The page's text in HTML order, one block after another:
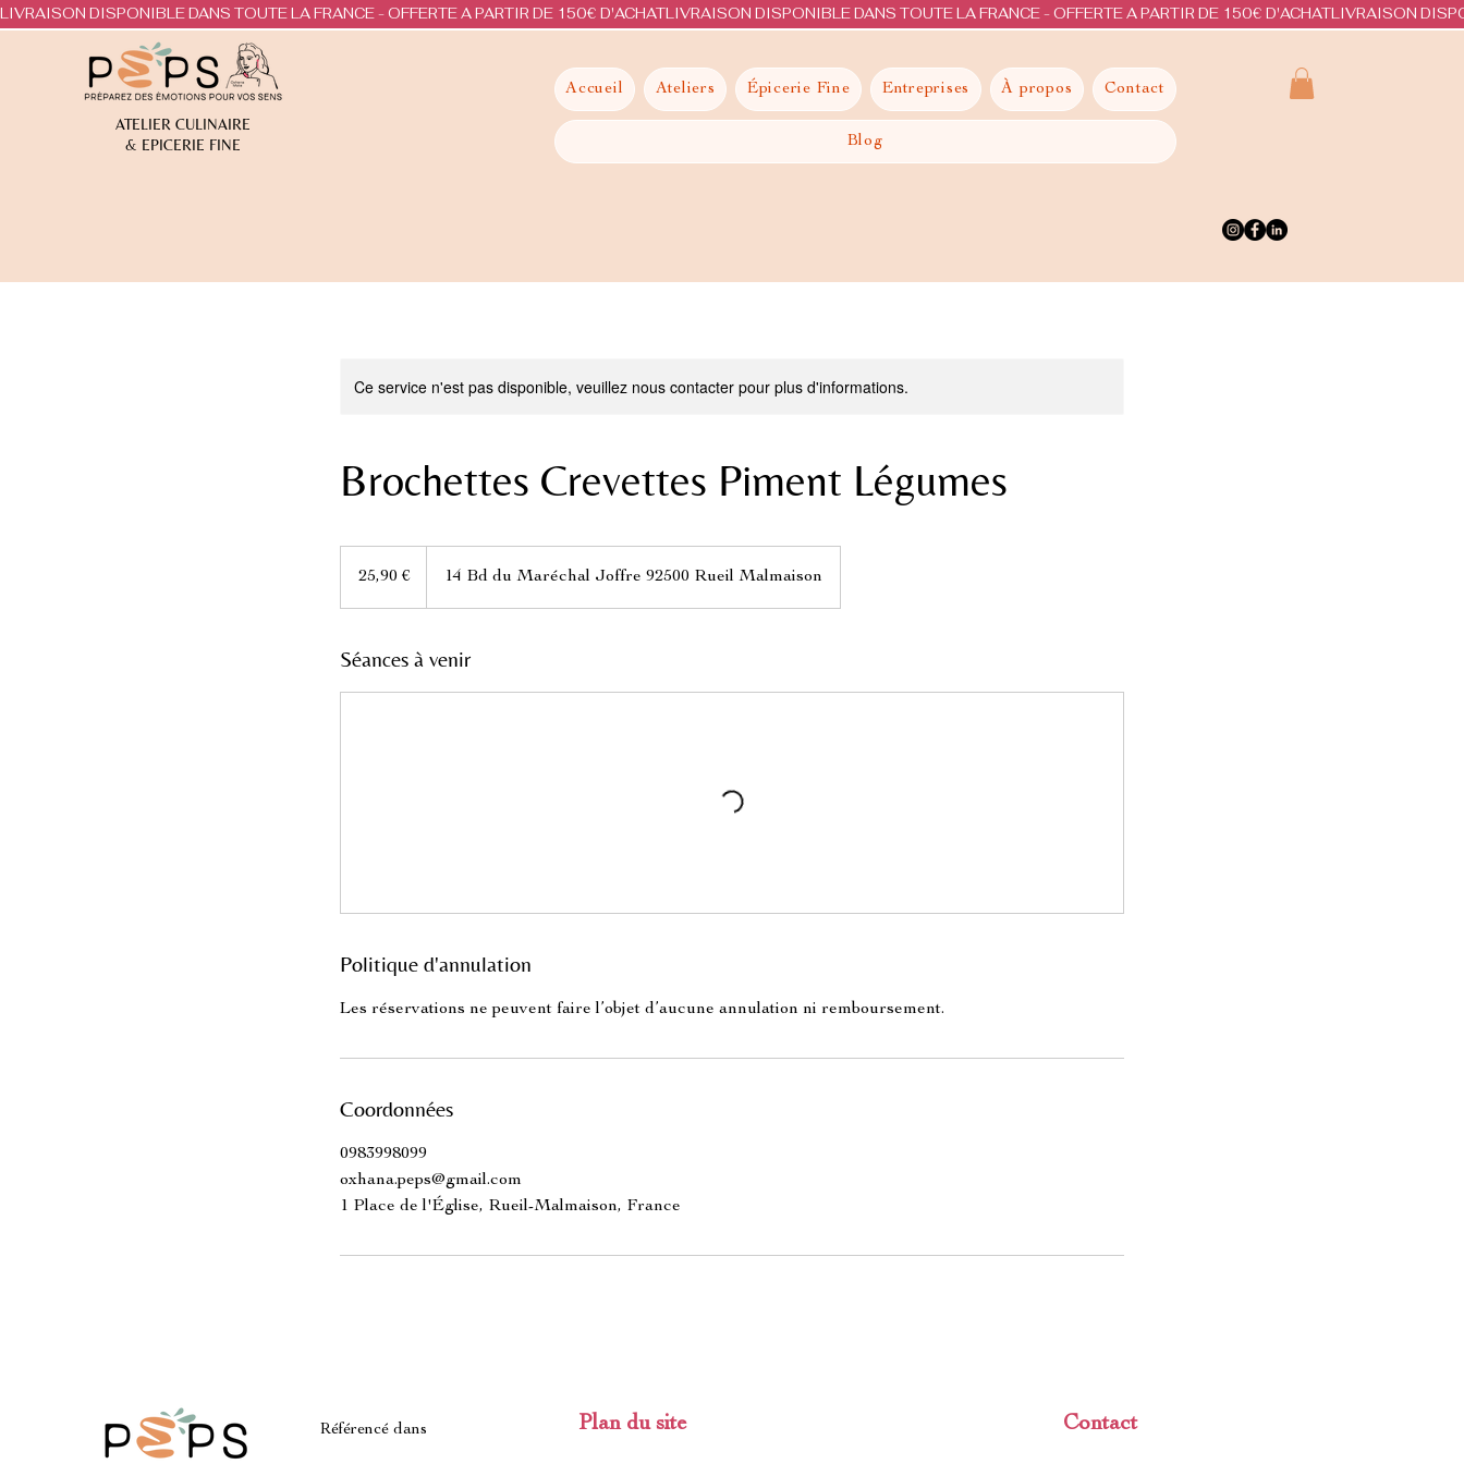
LIVRAISON DISPONIBLE DANS TOUTE LA FRANCE - OFFERTE A PARTIR DE 150€ D'ACHAT
ATELIER CULINAIRE
& EPICERIE FINE
Accueil Ateliers Épicerie Fine Entreprises À propos Contact
Blog
Ce service n'est pas disponible, veuillez nous contacter pour plus d'informations.
Brochettes Crevettes Piment Légumes
25,90 € 14 Bd du Maréchal Joffre 92500 Rueil Malmaison
Séances à venir
Politique d'annulation
Les réservations ne peuvent faire l’objet d’aucune annulation ni remboursement.
Coordonnées
0983998099
oxhana.peps@gmail.com
1 Place de l'Église, Rueil-Malmaison, France
Référencé dans Plan du site Contact